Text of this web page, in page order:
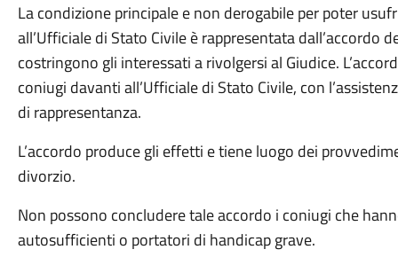
La condizione principale e non derogabile per poter
all’Ufficiale di Stato Civile è rappresentata dall’accordo
costringono gli interessati a rivolgersi al Giudice.
coniugi davanti all’Ufficiale di Stato Civile, con
di rappresentanza.
L’accordo produce gli effetti e tiene luogo dei
divorzio.
Non possono concludere tale accordo i coniugi che
autosufficienti o portatori di handicap grave.